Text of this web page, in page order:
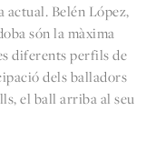
actual. Belén López,
són la màxima
diferents perfils de
dels balladors
el ball arriba al seu